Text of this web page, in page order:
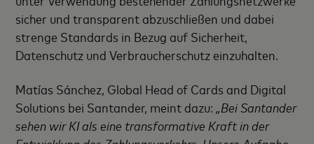
sicher und transparent abzuschließen und dabei
strenge Standards in Bezug auf Sicherheit,
Datenschutz und Verbraucherschutz einzuhalten.
Matías Sánchez, Global Head of Cards and Digital
Solutions bei Santander, meint dazu: „Bei Santander
sehen wir KI als eine transformative Kraft in der